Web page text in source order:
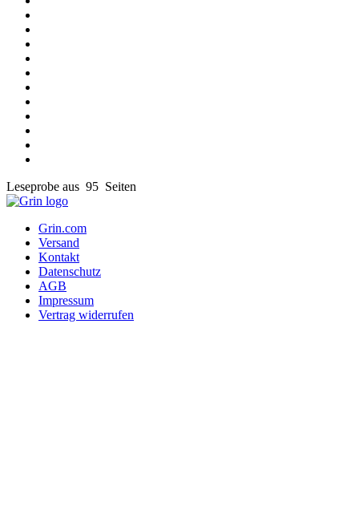
Leseprobe aus 95 Seiten
Grin.com
Versand
Kontakt
Datenschutz
AGB
Impressum
Vertrag widerrufen